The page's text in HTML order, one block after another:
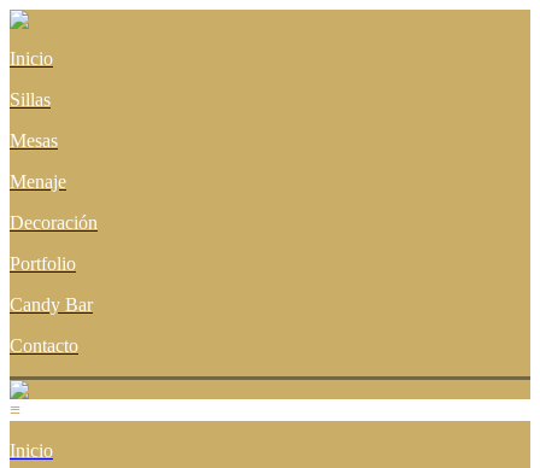
Inicio
Sillas
Mesas
Menaje
Decoración
Portfolio
Candy Bar
Contacto
≡
Inicio